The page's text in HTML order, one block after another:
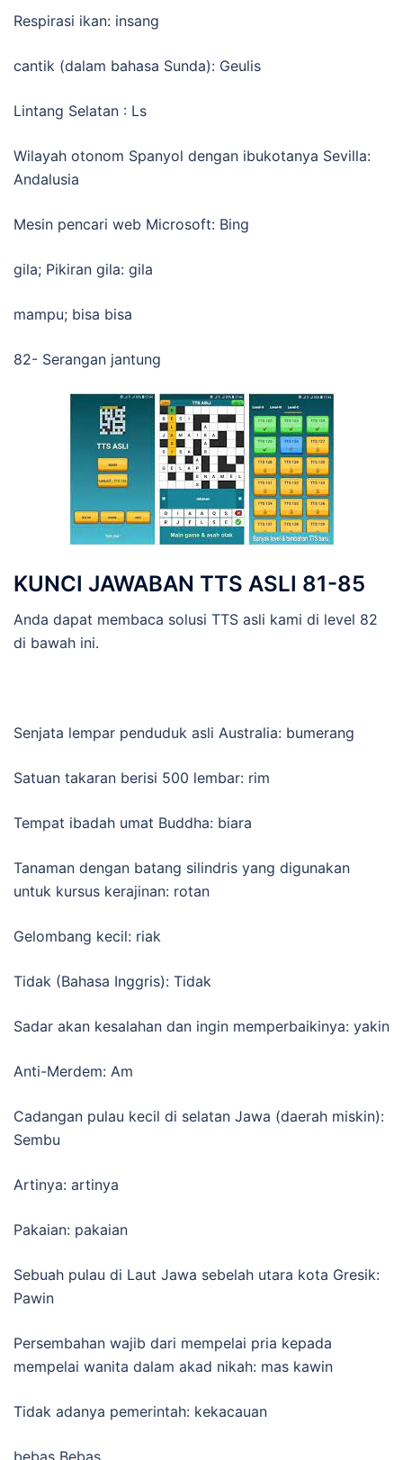
Respirasi ikan: insang
cantik (dalam bahasa Sunda): Geulis
Lintang Selatan : Ls
Wilayah otonom Spanyol dengan ibukotanya Sevilla:
Andalusia
Mesin pencari web Microsoft: Bing
gila; Pikiran gila: gila
mampu; bisa bisa
82- Serangan jantung
KUNCI JAWABAN TTS ASLI 81-85
Anda dapat membaca solusi TTS asli kami di level 82
di bawah ini.
Senjata lempar penduduk asli Australia: bumerang
Satuan takaran berisi 500 lembar: rim
Tempat ibadah umat Buddha: biara
Tanaman dengan batang silindris yang digunakan
untuk kursus kerajinan: rotan
Gelombang kecil: riak
Tidak (Bahasa Inggris): Tidak
Sadar akan kesalahan dan ingin memperbaikinya: yakin
Anti-Merdem: Am
Cadangan pulau kecil di selatan Jawa (daerah miskin):
Sembu
Artinya: artinya
Pakaian: pakaian
Sebuah pulau di Laut Jawa sebelah utara kota Gresik:
Pawin
Persembahan wajib dari mempelai pria kepada
mempelai wanita dalam akad nikah: mas kawin
Tidak adanya pemerintah: kekacauan
bebas Bebas